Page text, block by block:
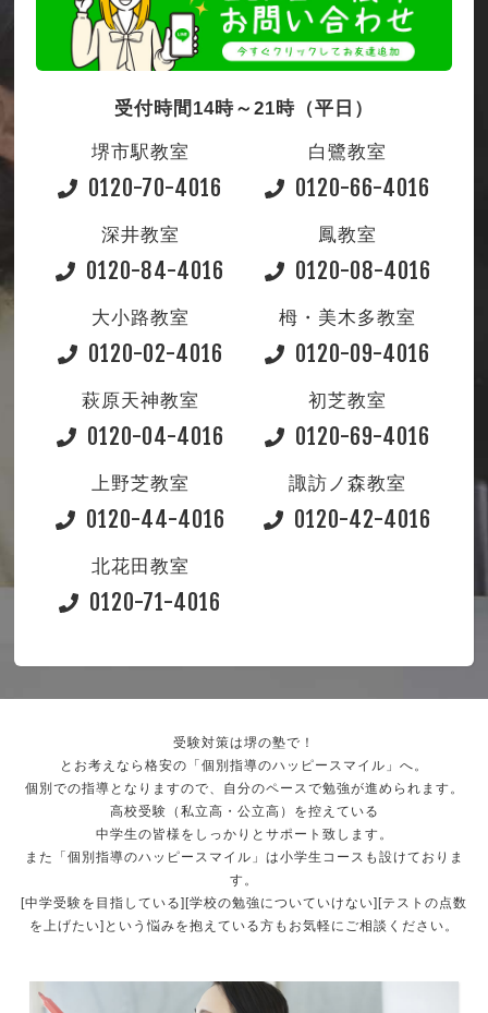
受付時間14時～21時（平日）
堺市駅教室
0120-70-4016
白鷺教室
0120-66-4016
深井教室
0120-84-4016
鳳教室
0120-08-4016
大小路教室
0120-02-4016
栂・美木多教室
0120-09-4016
萩原天神教室
0120-04-4016
初芝教室
0120-69-4016
上野芝教室
0120-44-4016
諏訪ノ森教室
0120-42-4016
北花田教室
0120-71-4016
受験対策は堺の塾で！
とお考えなら格安の「個別指導のハッピースマイル」へ。
個別での指導となりますので、自分のペースで勉強が進められます。
高校受験（私立高・公立高）を控えている
中学生の皆様をしっかりとサポート致します。
また「個別指導のハッピースマイル」は小学生コースも設けておりま
す。
[中学受験を目指している][学校の勉強についていけない][テストの点数
を上げたい]という悩みを抱えている方もお気軽にご相談ください。